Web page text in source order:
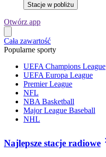
Stacje w pobliżu
Otwórz app
Cała zawartość
Popularne sporty
UEFA Champions League
UEFA Europa League
Premier League
NFL
NBA Basketball
Major League Baseball
NHL
Najlepsze stacje radiowe